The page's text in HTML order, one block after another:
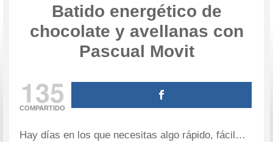
Batido energético de
chocolate y avellanas con
Pascual Movit
135
COMPARTIDO
Hay días en los que necesitas algo rápido, fácil…